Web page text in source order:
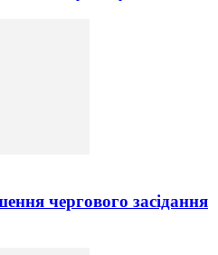
чергового засідання